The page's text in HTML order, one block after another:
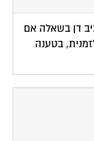
דן בשאלה אם
בטענה